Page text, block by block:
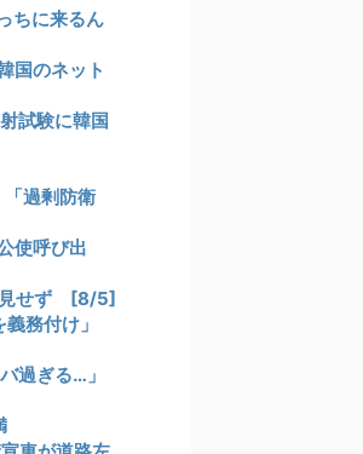
ちに来るん
国のネット
試験に韓国
過剰防衛
使呼び出
見せず [8/5]
務付け」
過ぎる…」